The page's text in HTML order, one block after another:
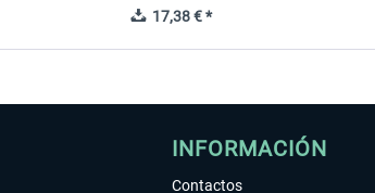
17,38 € *
INFORMACIÓN
Contactos